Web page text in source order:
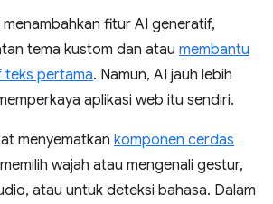
menambahkan fitur AI generatif,
tema kustom dan atau membantu
teks pertama. Namun, AI jauh lebih
aplikasi web itu sendiri.
menyematkan komponen cerdas
wajah atau mengenali gestur,
atau untuk deteksi bahasa. Dalam